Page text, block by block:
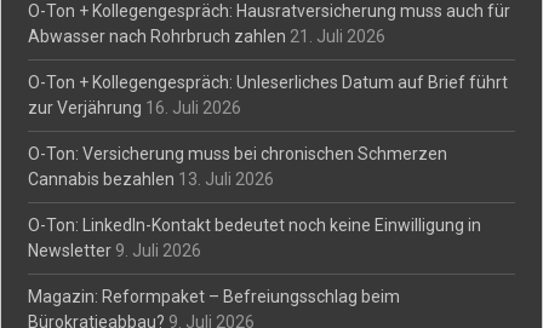
O-Ton + Kollegengespräch: Hausratversicherung muss auch für
Abwasser nach Rohrbruch zahlen 21. Juli 2026
O-Ton + Kollegengespräch: Unleserliches Datum auf Brief führt
zur Verjährung 16. Juli 2026
O-Ton: Versicherung muss bei chronischen Schmerzen
Cannabis bezahlen 13. Juli 2026
O-Ton: LinkedIn-Kontakt bedeutet noch keine Einwilligung in
Newsletter 9. Juli 2026
Magazin: Reformpaket – Befreiungsschlag beim
Bürokratieabbau? 9. Juli 2026